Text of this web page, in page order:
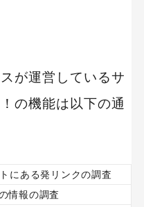
が運営しているサ
の機能は以下の通
にある発リンクの調査
情報の調査